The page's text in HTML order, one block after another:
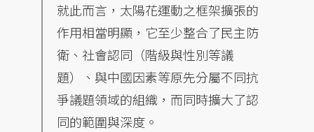
就此而言，太陽花運動之框架擴張的
作用相當明顯，它至少整合了民主防
衛、社會認同（階級與性別等議
題）、與中國因素等原先分屬不同抗
爭議題領域的組織，而同時擴大了認
同的範圍與深度。